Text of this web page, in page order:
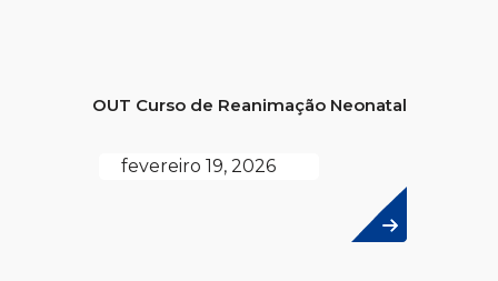
OUT Curso de Reanimação Neonatal
fevereiro 19, 2026